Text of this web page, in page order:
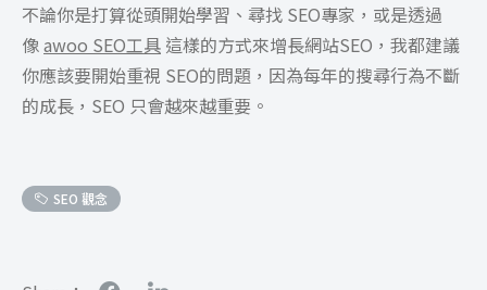
不論你是打算從頭開始學習、尋找 SEO專家，或是透過
像awoo SEO工具 這樣的方式來增長網站SEO，我都建議
你應該要開始重視 SEO的問題，因為每年的搜尋行為不斷
的成長，SEO 只會越來越重要。
SEO 觀念